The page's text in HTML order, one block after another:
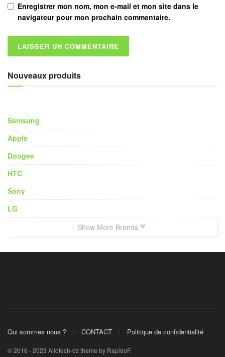
Enregistrer mon nom, mon e-mail et mon site dans le
navigateur pour mon prochain commentaire.
Nouveaux produits
Samsung
Apple
Doogee
HTC
Sony
LG
Show More Brands
Qui sommes nous ? CONTACT Politique de confidentialité
© 2016 - 2023 Allotech-dz theme by RapidoF.